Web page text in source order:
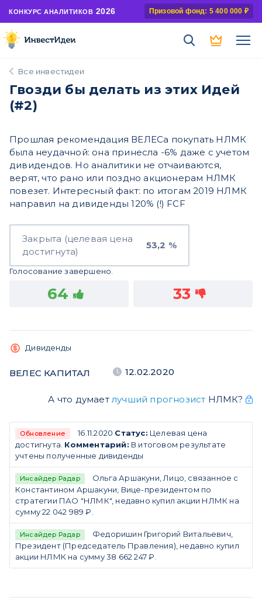
КОНКУРС АНАЛИТИКОВ 2026 Призовой фонд: 5 400 000 ₽
Все инвестидеи
Гвозди бы делать из этих Идей
(#2)
Прошлая рекомендация ВЕЛЕСа покупать НЛМК
была неудачной: она принесла -6% даже с учетом
дивидендов. Но аналитики не отчаиваются,
верят, что рано или поздно акционерам НЛМК
повезет. Интересный факт: по итогам 2019 НЛМК
направил на дивиденды 120% (!) FCF
Закрыта (целевая цена
достигнута)
53,2 %
Голосование завершено.
64 33
Дивиденды
ВЕЛЕС КАПИТАЛ 12.02.2020
А что думает лучший прогнозист НЛМК?
Обновление 16.11.2020 Статус: Целевая цена
достигнута. Комментарий: В итоговом результате
учтены полученные дивиденды
Инсайдер Радар
Ольга Аршакуни, Лицо, связанное с
Константином Аршакуни, Вице-президентом по
стратегии ПАО "НЛМК", недавно купил акции НЛМК на
сумму 22 042 989 ₽.
Инсайдер Радар
Федоришин Григорий Витальевич,
Президент (Председатель Правления), недавно купил
акции НЛМК на сумму 38 662 247 ₽.